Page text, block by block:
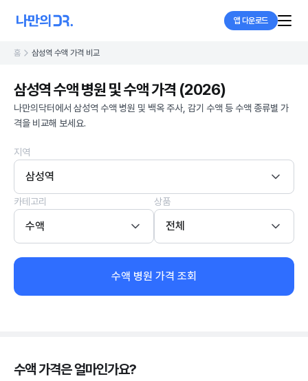
앱 다운로드
홈 삼성역 수액 가격 비교
삼성역 수액 병원 및 수액 가격 (2026)
나만의닥터에서 삼성역 수액 병원 및 백옥 주사, 감기 수액 등 수액 종류별 가
격을 비교해 보세요.
지역
삼성역
카테고리
수액
상품
전체
수액 병원 가격 조회
수액 가격은 얼마인가요?